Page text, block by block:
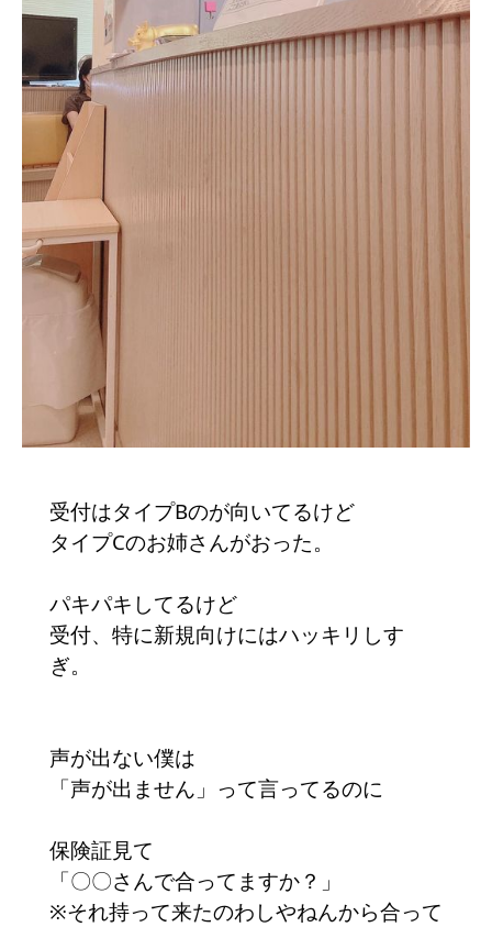
受付はタイプBのが向いてるけど
タイプCのお姉さんがおった。
パキパキしてるけど
受付、特に新規向けにはハッキリしす
ぎ。
声が出ない僕は
「声が出ません」って言ってるのに
保険証見て
「〇〇さんで合ってますか？」
※それ持って来たのわしやねんから合って